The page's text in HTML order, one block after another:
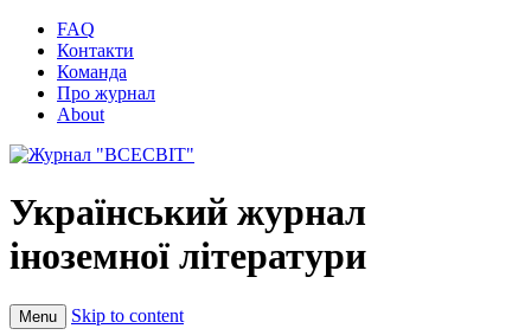
FAQ
Контакти
Команда
Про журнал
About
Український журнал
іноземної літератури
Menu Skip to content